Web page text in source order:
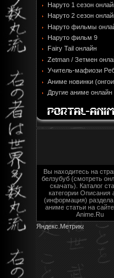
Наруто 1 сезон
Наруто 2 сезон
Наруто фильмы
Наруто фильм 9
Fairy Tail онлайн
Zetman / Зетмен
Учитель-мафиози
Аниме новинки
Другие аниме онлайн
Вы находитесь на
белзубуб (смотреть
скачать). Каталог
категории Описания
(информация) раздела
аниме статьи на
Anime.Ru